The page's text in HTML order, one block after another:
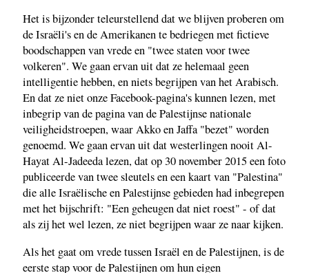
Het is bijzonder teleurstellend dat we blijven proberen om
de Israëli's en de Amerikanen te bedriegen met fictieve
boodschappen van vrede en "twee staten voor twee
volkeren". We gaan ervan uit dat ze helemaal geen
intelligentie hebben, en niets begrijpen van het Arabisch.
En dat ze niet onze Facebook-pagina's kunnen lezen, met
inbegrip van de pagina van de Palestijnse nationale
veiligheidstroepen, waar Akko en Jaffa "bezet" worden
genoemd. We gaan ervan uit dat westerlingen nooit Al-
Hayat Al-Jadeeda lezen, dat op 30 november 2015 een foto
publiceerde van twee sleutels en een kaart van "Palestina"
die alle Israëlische en Palestijnse gebieden had inbegrepen
met het bijschrift: "Een geheugen dat niet roest" - of dat
als zij het wel lezen, ze niet begrijpen waar ze naar kijken.
Als het gaat om vrede tussen Israël en de Palestijnen, is de
eerste stap voor de Palestijnen om hun eigen